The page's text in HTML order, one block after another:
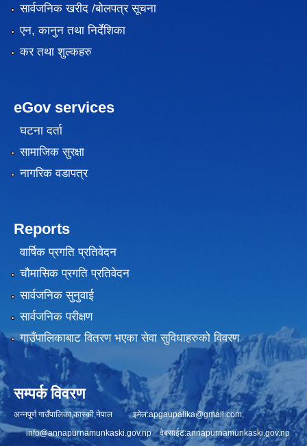
सार्वजनिक खरीद /बोलपत्र सूचना
एन, कानुन तथा निर्देशिका
कर तथा शुल्कहरु
eGov services
घटना दर्ता
सामाजिक सुरक्षा
नागरिक वडापत्र
Reports
वार्षिक प्रगति प्रतिवेदन
चौमासिक प्रगति प्रतिवेदन
सार्वजनिक सुनुवाई
सार्वजनिक परीक्षण
गाउँपालिकाबाट वितरण भएका सेवा सुविधाहरुको विवरण
सम्पर्क विवरण
अन्नपूर्ण गाउँपालिका,कास्की,नेपाल इमेल:apgaupalika@gmail.com,
info@annapurnamunkaski.gov.npवेबसाईट:annapurnamunkaski.gov.np